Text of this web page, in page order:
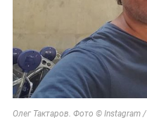
Олег Тактаров. Фото © Instagram /